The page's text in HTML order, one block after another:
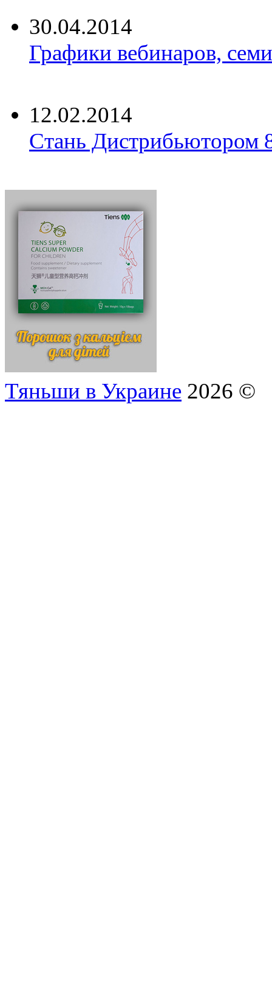
30.04.2014
Графики вебинаров,
12.02.2014
Стань Дистрибьютором
Тяньши в Украине 2026 ©